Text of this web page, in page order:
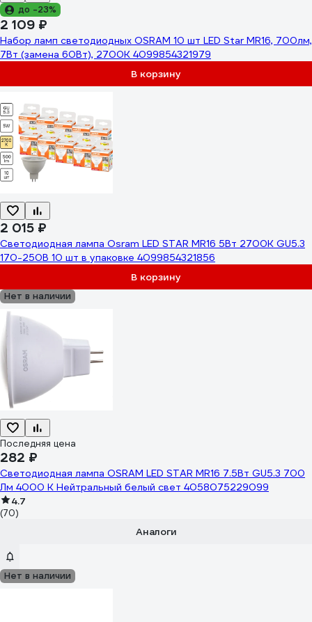
до -23%
2 109 ₽
Набор ламп светодиодных OSRAM 10 шт LED Star MR16, 700лм,
7Вт (замена 60Вт), 2700К 4099854321979
В корзину
2 015 ₽
Светодиодная лампа Osram LED STAR MR16 5Вт 2700К GU5.3
170-250В 10 шт в упаковке 4099854321856
В корзину
Нет в наличии
Последняя цена
282 ₽
Светодиодная лампа OSRAM LED STAR MR16 7.5Вт GU5.3 700
Лм 4000 К Нейтральный белый свет 4058075229099
4.7
(70)
Аналоги
Нет в наличии